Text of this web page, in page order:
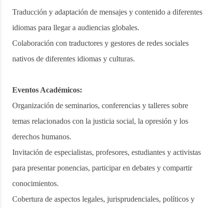
Traducción y adaptación de mensajes y contenido a diferentes
idiomas para llegar a audiencias globales.
Colaboración con traductores y gestores de redes sociales
nativos de diferentes idiomas y culturas.
Eventos Académicos:
Organización de seminarios, conferencias y talleres sobre
temas relacionados con la justicia social, la opresión y los
derechos humanos.
Invitación de especialistas, profesores, estudiantes y activistas
para presentar ponencias, participar en debates y compartir
conocimientos.
Cobertura de aspectos legales, jurisprudenciales, políticos y